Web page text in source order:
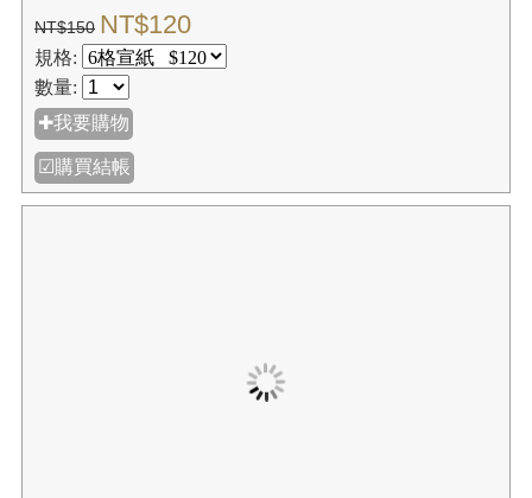
規格:
數量:
✚我要購物
☑購買結帳